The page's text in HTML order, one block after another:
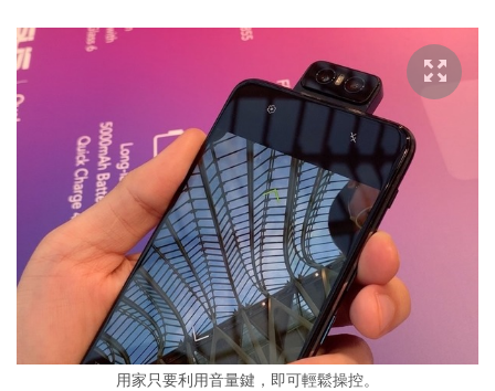
用家只要利用音量鍵，即可輕鬆操控。